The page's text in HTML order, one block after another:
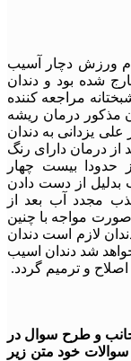
ورزش دچار آسیب
شده بود و دندان
مراجعه کننده
مذکور درمان ریشه
علی یزدانی به دندان
از درمان دارای رنگ
حدودا بیست چهار
از دست دادن
مجدد آب بعد از
مواجه با چنین
لازم است دندان
شد دندان اسیب
و ترمیم گردد.
و طرح سوال در
خود متن زیر